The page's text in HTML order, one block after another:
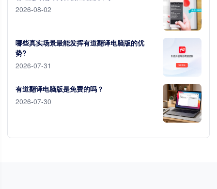
2026-08-02
哪些真实场景最能发挥有道翻译电脑版的优
势?
2026-07-31
有道翻译电脑版是免费的吗？
2026-07-30